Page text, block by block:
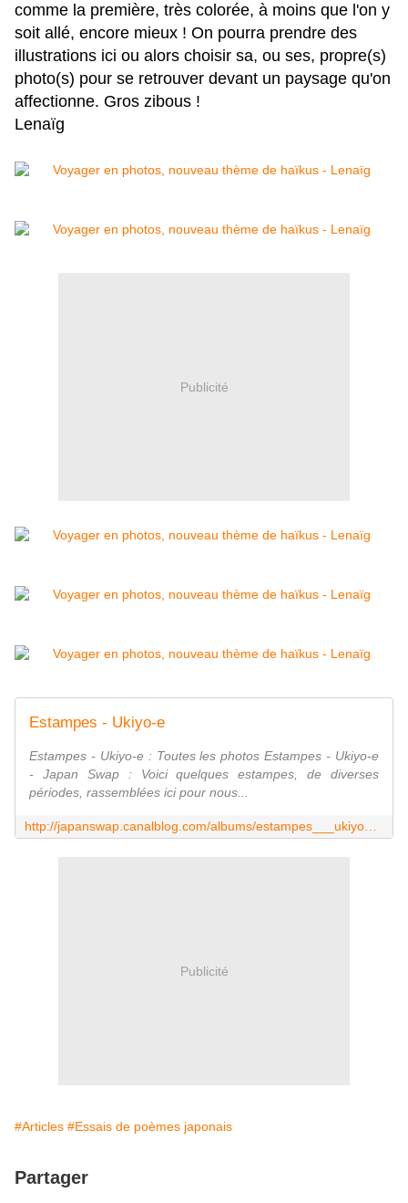
comme la première, très colorée, à moins que l'on y
soit allé, encore mieux ! On pourra prendre des
illustrations ici ou alors choisir sa, ou ses, propre(s)
photo(s) pour se retrouver devant un paysage qu'on
affectionne. Gros zibous !
Lenaïg
Publicité
Estampes - Ukiyo-e
Estampes - Ukiyo-e : Toutes les photos Estampes - Ukiyo-e
- Japan Swap : Voici quelques estampes, de diverses
périodes, rassemblées ici pour nous...
Publicité
#Articles #Essais de poèmes japonais
Partager